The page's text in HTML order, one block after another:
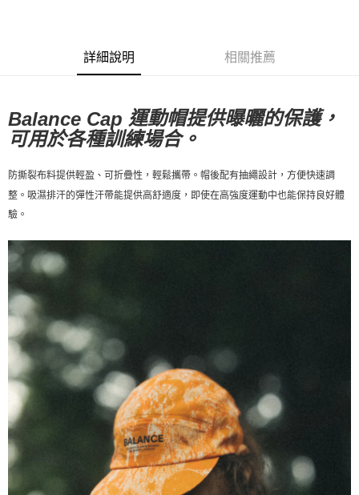
每筆NT$80，滿NT$10,000(含以上)免運費
詳細說明 相關推薦
Balance Cap 運動帽提供曝曬的保護，
可用於各種訓練場合。
防撕裂布料提供輕盈、可折疊性，輕鬆攜帶。 帽後配有抽繩設計，方便快速調
整。 吸濕排汗的彈性汗帶能提供高舒適度，即使在高強度運動中也能保持良好體
驗。